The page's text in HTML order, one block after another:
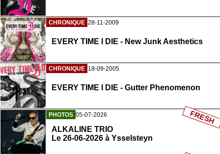
CHRONIQUE 28-11-2009
EVERY TIME I DIE - New Junk Aesthetics
CHRONIQUE 18-09-2005
EVERY TIME I DIE - Gutter Phenomenon
PHOTOS 05-07-2026
ALKALINE TRIO
Le 26-06-2026 à Ysselsteyn
FRESH